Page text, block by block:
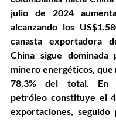
julio de 2024
alcanzando los
canasta exportadora
China sigue dominada
minero energéticos,
78,3% del total. En
petróleo constituye el
exportaciones, seguido